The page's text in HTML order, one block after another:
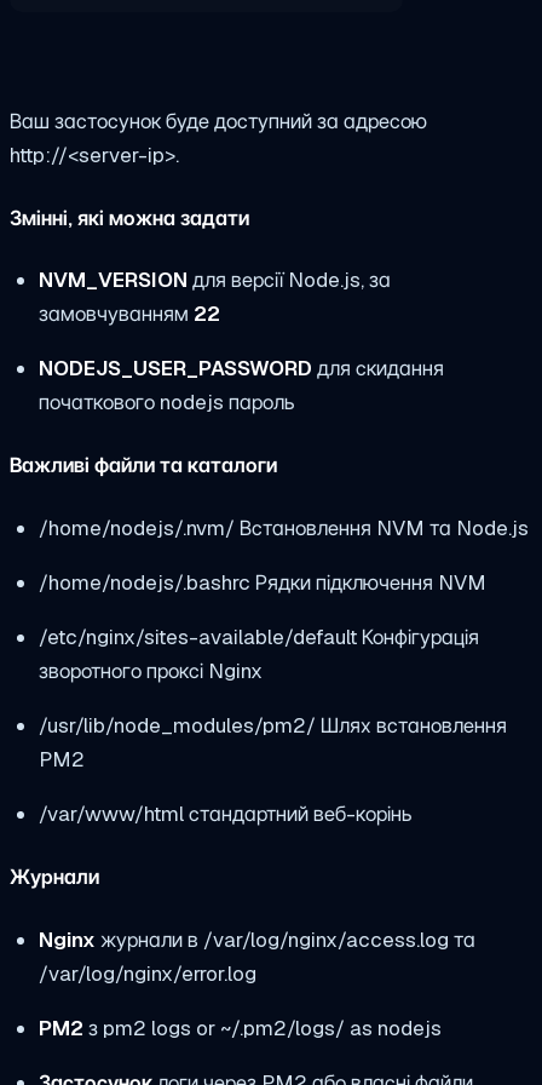
Ваш застосунок буде доступний за адресою
http://<server-ip>.
Змінні, які можна задати
NVM_VERSION для версії Node.js, за
замовчуванням 22
NODEJS_USER_PASSWORD для скидання
початкового nodejs пароль
Важливі файли та каталоги
/home/nodejs/.nvm/ Встановлення NVM та Node.js
/home/nodejs/.bashrc Рядки підключення NVM
/etc/nginx/sites-available/defaultКонфігурація
зворотного проксі Nginx
/usr/lib/node_modules/pm2/ Шлях встановлення
PM2
/var/www/htmlстандартний веб-корінь
Журнали
Nginx журнали в /var/log/nginx/access.log та
/var/log/nginx/error.log
PM2 з pm2 logs or ~/.pm2/logs/ as nodejs